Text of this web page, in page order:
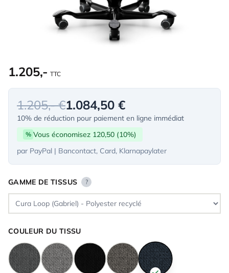
1.205,- TTC
1.205,- €1.084,50 €
10% de réduction pour paiement en ligne immédiat
% Vous économisez 120,50 (10%)
par PayPal | Bancontact, Card, Klarnapaylater
GAMME DE TISSUS ?
COULEUR DU TISSU